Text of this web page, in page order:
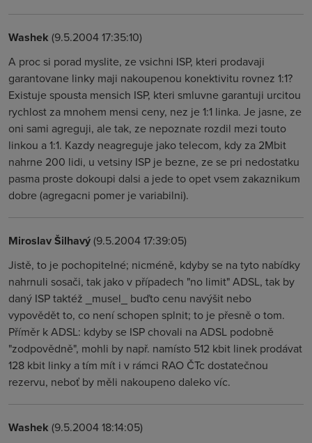
Washek (9.5.2004 17:35:10)
A proc si porad myslite, ze vsichni ISP, kteri prodavaji
garantovane linky maji nakoupenou konektivitu rovnez 1:1?
Existuje spousta mensich ISP, kteri smluvne garantuji urcitou
rychlost za mnohem mensi ceny, nez je 1:1 linka. Je jasne, ze
oni sami agreguji, ale tak, ze nepoznate rozdil mezi touto
linkou a 1:1. Kazdy neagreguje jako telecom, kdy za 2Mbit
nahrne 200 lidi, u vetsiny ISP je bezne, ze se pri nedostatku
pasma proste dokoupi dalsi a jede to opet vsem zakaznikum
dobre (agregacni pomer je variabilni).
Miroslav Šilhavý(9.5.2004 17:39:05)
Jistě, to je pochopitelné; nicméně, kdyby se na tyto nabídky
nahrnuli sosači, tak jako v případech "no limit" ADSL, tak by
daný ISP taktéž _musel_ buďto cenu navýšit nebo
vypovědět to, co není schopen splnit; to je přesně o tom.
Příměr k ADSL: kdyby se ISP chovali na ADSL podobně
"zodpovědně", mohli by např. namísto 512 kbit linek prodávat
128 kbit linky a tím mít i v rámci RAO ČTc dostatečnou
rezervu, neboť by měli nakoupeno daleko víc.
Washek (9.5.2004 18:14:05)